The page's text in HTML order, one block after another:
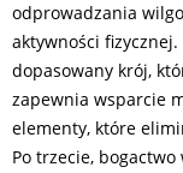
odprowadzania
aktywności
dopasowany krój,
zapewnia wsparcie
elementy, które
Po trzecie,